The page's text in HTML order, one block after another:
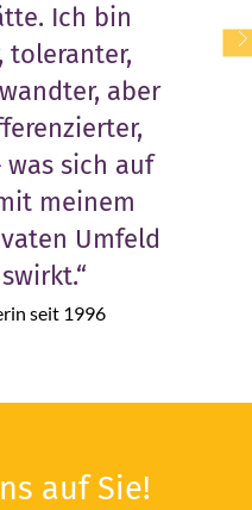
Ich bin
toleranter,
aber
was sich auf
meinem
Umfeld
seit 1996
auf Sie!